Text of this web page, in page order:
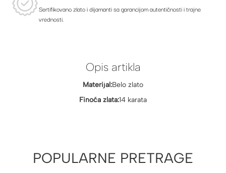
Sertifikovano zlato i dijamanti sa garancijom autentičnosti i trajne
vrednosti.
Opis artikla
Materijal:Belo zlato
Finoća zlata:14 karata
POPULARNE PRETRAGE